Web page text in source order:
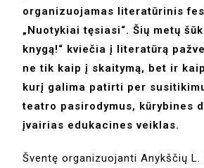
organizuojamas literatūrinis
„Nuotykiai tęsiasi“. Šių metų
knygą!“ kviečia į literatūrą
ne tik kaip į skaitymą, bet ir
kurį galima patirti per
teatro pasirodymus, kūrybines
įvairias edukacines veiklas.
Šventę organizuojanti Anykščių L.